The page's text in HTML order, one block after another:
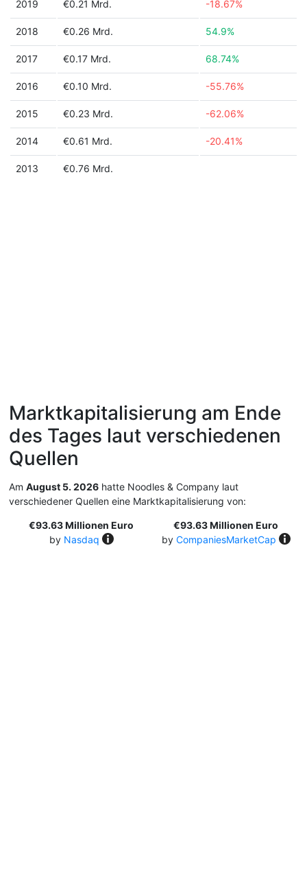
2019 €0.21 Mrd. -18.67%
2018 €0.26 Mrd. 54.9%
2017 €0.17 Mrd. 68.74%
2016 €0.10 Mrd. -55.76%
2015 €0.23 Mrd. -62.06%
2014 €0.61 Mrd. -20.41%
2013 €0.76 Mrd.
Marktkapitalisierung am Ende
des Tages laut verschiedenen
Quellen
Am August 5. 2026 hatte Noodles & Company laut
verschiedener Quellen eine Marktkapitalisierung von:
€93.63 Millionen Euro
by Nasdaq
€93.63 Millionen Euro
by CompaniesMarketCap